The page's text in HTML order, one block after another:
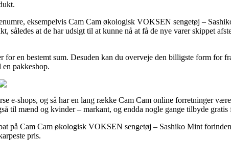
eksempelvis Cam Cam økologisk VOKSEN sengetøj –
således at de har udsigt til at kunne nå at få de nye varer skippet
en bestemt sum. Desuden kan du overveje den billigste form for
pakkeshop.
e-shops, og så har en lang række Cam Cam online forretninger
til mænd og kvinder – markant, og endda nogle gange tilbyde gratis
på Cam Cam økologisk VOKSEN sengetøj – Sashiko Mint
pris.